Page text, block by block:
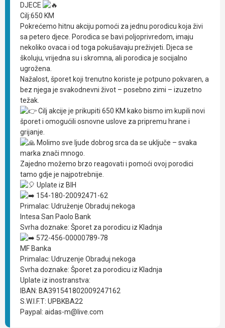
DJECE
Cilj:650 KM
Pokrećemo hitnu akciju pomoći za jednu porodicu koja živi
sa petero djece. Porodica se bavi poljoprivredom, imaju
nekoliko ovaca i od toga pokušavaju preživjeti. Djeca se
školuju, vrijedna su i skromna, ali porodica je socijalno
ugrožena.
Nažalost, šporet koji trenutno koriste je potpuno pokvaren, a
bez njega je svakodnevni život – posebno zimi – izuzetno
težak.
Cilj akcije je prikupiti 650 KM kako bismo im kupili novi
šporet i omogućili osnovne uslove za pripremu hrane i
grijanje.
Molimo sve ljude dobrog srca da se uključe – svaka
marka znači mnogo.
Zajedno možemo brzo reagovati i pomoći ovoj porodici
tamo gdje je najpotrebnije.
Uplate iz BIH
154-180-20092471-62
Primalac: Udruženje Obraduj nekoga
Intesa San Paolo Bank
Svrha doznake: Šporet za porodicu iz Kladnja
572-456-00000789-78
MF Banka
Primalac: Udruzenje Obraduj nekoga
Svrha doznake: Šporet za porodicu iz Kladnja
Uplate iz inostranstva:
IBAN: BA391541802009247162
S.W.I.F.T: UPBKBA22
Paypal: aidas-m@live.com